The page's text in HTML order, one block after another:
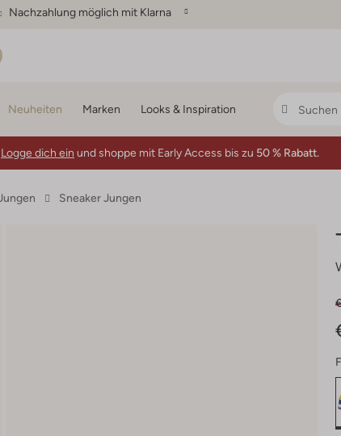
Nachzahlung möglich mit Klarna
Neuheiten Marken Looks & Inspiration
Logge dich ein und shoppe mit Early Access bis zu 50 % Rabatt.
Sneaker Jungen